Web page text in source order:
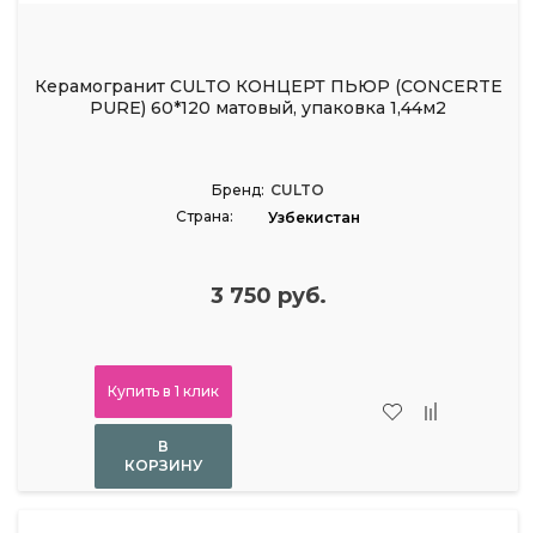
Керамогранит CULTO КОНЦЕРТ ПЬЮР (CONCERTE
PURE) 60*120 матовый, упаковка 1,44м2
Бренд: CULTO
Страна:
Узбекистан
3 750 руб.
Купить в 1 клик
В
КОРЗИНУ